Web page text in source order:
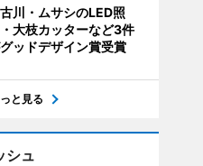
川・ムサシのLED照
大枝カッターなど3件
ッドデザイン賞受賞
と見る
シュ